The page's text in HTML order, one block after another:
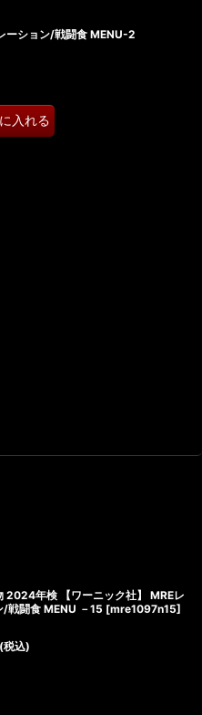
ーション/戦闘食 MENU-2
入れる
2024年検 【ワーニック社】 MREレ
/戦闘食 MENU －15 [mre1097n15]
(税込)